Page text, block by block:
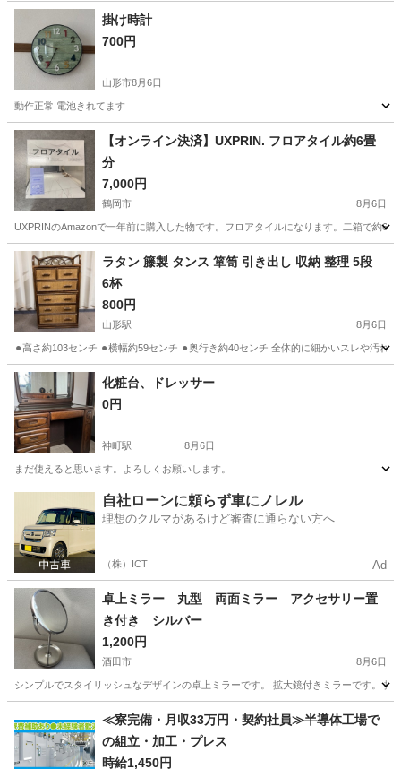
掛け時計
700円
山形市8月6日
動作正常 電池きれてます
山形 山形市 時計
【オンライン決済】UXPRIN. フロアタイル約6畳
分
7,000円
鶴岡市 8月6日
UXPRINのAmazonで一年前に購入した物です。フロアタイルになります。二箱で約6
山形 鶴岡市 カーペット/マット/ラグ
ラタン 籐製 タンス 箪笥 引き出し 収納 整理 5段
6杯
800円
山形駅 8月6日
⚫︎高さ約103センチ ⚫︎横幅約59センチ ⚫︎奥行き約40センチ 全体的に細かいスレや汚
山形 山形市 山形駅 収納家具
化粧台、ドレッサー
0円
神町駅 8月6日
まだ使えると思います。よろしくお願いします。
神町駅 ドレッサー
自社ローンに頼らず車にノレル
理想のクルマがあるけど審査に通らない方へ
（株）ICT Ad
卓上ミラー 丸型 両面ミラー アクセサリー置
き付き シルバー
1,200円
酒田市 8月6日
シンプルでスタイリッシュなデザインの卓上ミラーです。 拡大鏡付きミラーです。
ミラー/鏡
≪寮完備・月収33万円・契約社員≫半導体工場で
の組立・加工・プレス
時給1,450円